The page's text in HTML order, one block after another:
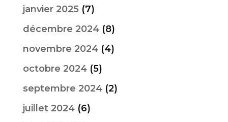
janvier 2025(7)
décembre 2024(8)
novembre 2024(4)
octobre 2024(5)
septembre 2024(2)
juillet 2024(6)